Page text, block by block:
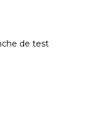
de test